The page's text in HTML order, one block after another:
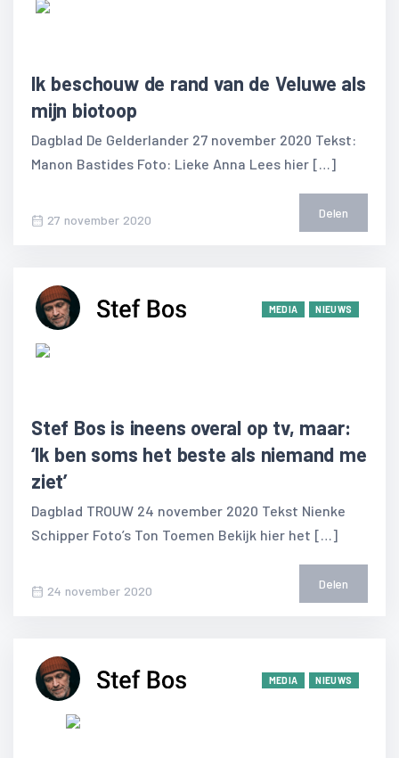
Ik beschouw de rand van de Veluwe als
mijn biotoop
Dagblad De Gelderlander 27 november 2020 Tekst:
Manon Bastides Foto: Lieke Anna Lees hier […]
27 november 2020 Delen
MEDIA NIEUWS
Stef Bos is ineens overal op tv, maar:
‘Ik ben soms het beste als niemand me
ziet’
Dagblad TROUW 24 november 2020 Tekst Nienke
Schipper Foto’s Ton Toemen Bekijk hier het […]
24 november 2020 Delen
MEDIA NIEUWS